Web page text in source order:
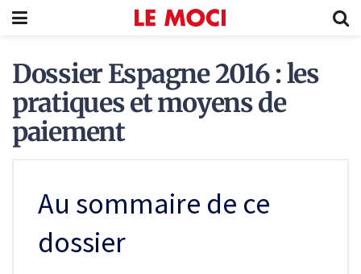
Dossier Espagne 2016 : les
pratiques et moyens de
paiement
Au sommaire de ce
dossier